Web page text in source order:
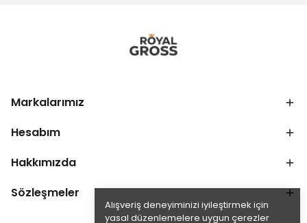
Alışveriş deneyiminizi iyileştirmek için
yasal düzenlemelere uygun çerezler
Markalarımız
Hesabım
Hakkımızda
Sözleşmeler